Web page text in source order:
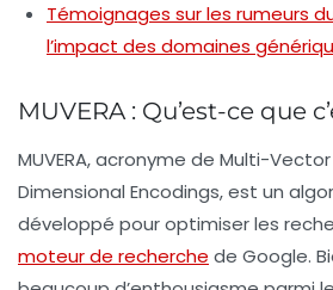
Témoignages sur les rumeurs du
l’impact des domaines
MUVERA : Qu’est-ce que
MUVERA, acronyme de Multi-Vector
Dimensional Encodings, est un
développé pour optimiser les
moteur de recherche de Google.